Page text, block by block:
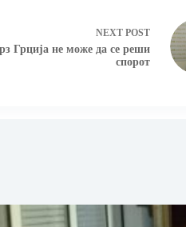
NEXT POST
Грција не може да се реши
спорот